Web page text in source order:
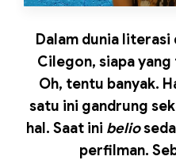
Dalam dunia literasi
Cilegon, siapa
Oh, tentu banyak.
satu ini gandrung
hal. Saat ini belio
perfilman.